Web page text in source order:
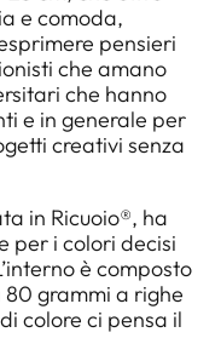
e comoda,
pensieri
che amano
che hanno
e in generale per
creativi senza
in Ricuoio®, ha
per i colori decisi
è composto
grammi a righe
colore ci pensa il